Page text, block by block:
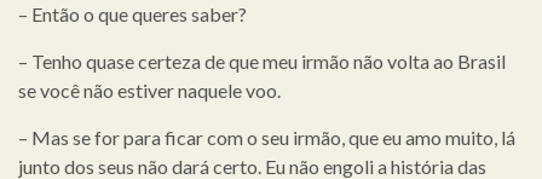
– Então o que queres saber?
– Tenho quase certeza de que meu irmão não volta ao Brasil
se você não estiver naquele voo.
– Mas se for para ficar com o seu irmão, que eu amo muito, lá
junto dos seus não dará certo. Eu não engoli a história das